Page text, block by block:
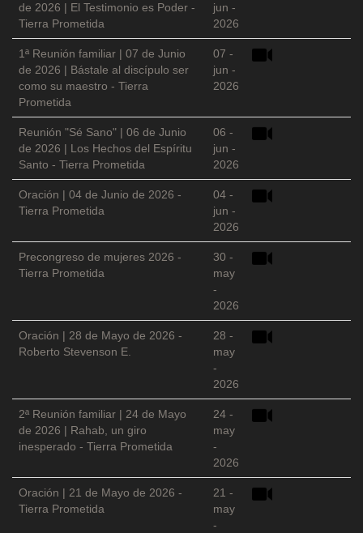
de 2026 | El Testimonio es Poder -
Tierra Prometida
jun -
2026
1ª Reunión familiar | 07 de Junio
de 2026 | Bástale al discípulo ser
como su maestro - Tierra
Prometida
07 -
jun -
2026
Reunión "Sé Sano" | 06 de Junio
de 2026 | Los Hechos del Espíritu
Santo - Tierra Prometida
06 -
jun -
2026
Oración | 04 de Junio de 2026 -
Tierra Prometida
04 -
jun -
2026
Precongreso de mujeres 2026 -
Tierra Prometida
30 -
may
-
2026
Oración | 28 de Mayo de 2026 -
Roberto Stevenson E.
28 -
may
-
2026
2ª Reunión familiar | 24 de Mayo
de 2026 | Rahab, un giro
inesperado - Tierra Prometida
24 -
may
-
2026
Oración | 21 de Mayo de 2026 -
Tierra Prometida
21 -
may
-